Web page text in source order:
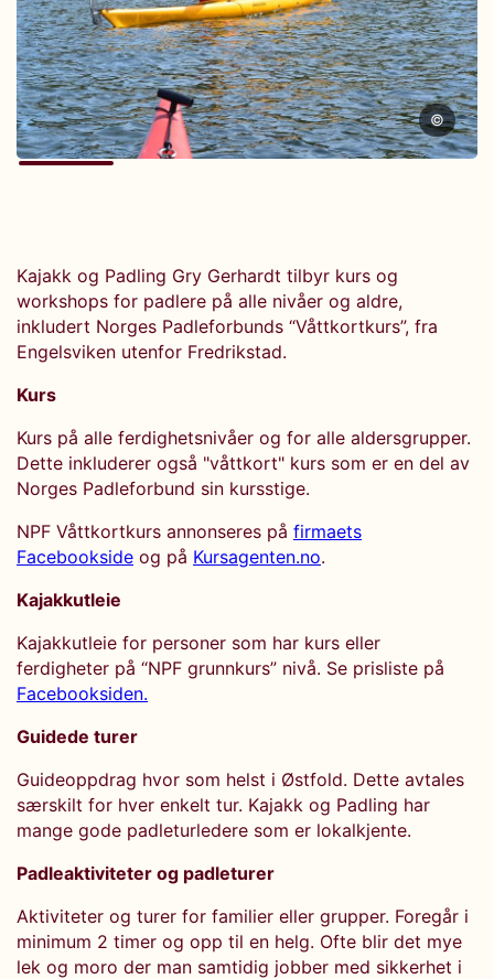
©
Kajakk og Padling Gry Gerhardt tilbyr kurs og
workshops for padlere på alle nivåer og aldre,
inkludert Norges Padleforbunds “Våttkortkurs”, fra
Engelsviken utenfor Fredrikstad.
Kurs
Kurs på alle ferdighetsnivåer og for alle aldersgrupper.
Dette inkluderer også "våttkort" kurs som er en del av
Norges Padleforbund sin kursstige.
NPF Våttkortkurs annonseres på firmaets
Facebookside og på Kursagenten.no.
Kajakkutleie
Kajakkutleie for personer som har kurs eller
ferdigheter på “NPF grunnkurs” nivå. Se prisliste på
Facebooksiden.
Guidede turer
Guideoppdrag hvor som helst i Østfold. Dette avtales
særskilt for hver enkelt tur. Kajakk og Padling har
mange gode padleturledere som er lokalkjente.
Padleaktiviteter og padleturer
Aktiviteter og turer for familier eller grupper. Foregår i
minimum 2 timer og opp til en helg. Ofte blir det mye
lek og moro der man samtidig jobber med sikkerhet i